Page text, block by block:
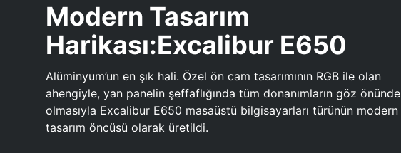
Modern Tasarım
Harikası:Excalibur E650
Alüminyum’un en şık hali. Özel ön cam tasarımının RGB ile olan
ahengiyle, yan panelin şeffaflığında tüm donanımların göz önünde
olmasıyla Excalibur E650 masaüstü bilgisayarları türünün modern
tasarım öncüsü olarak üretildi.